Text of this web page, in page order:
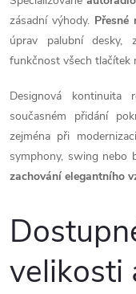
v
k
y
v
ý
i
s
í
zásadní výhody. Přesné
úprav palubní desky,
funkčnost všech tlačítek
Designová kontinuita
současném přidání
zejména při
symphony, swing nebo
zachování elegantního
velikosti